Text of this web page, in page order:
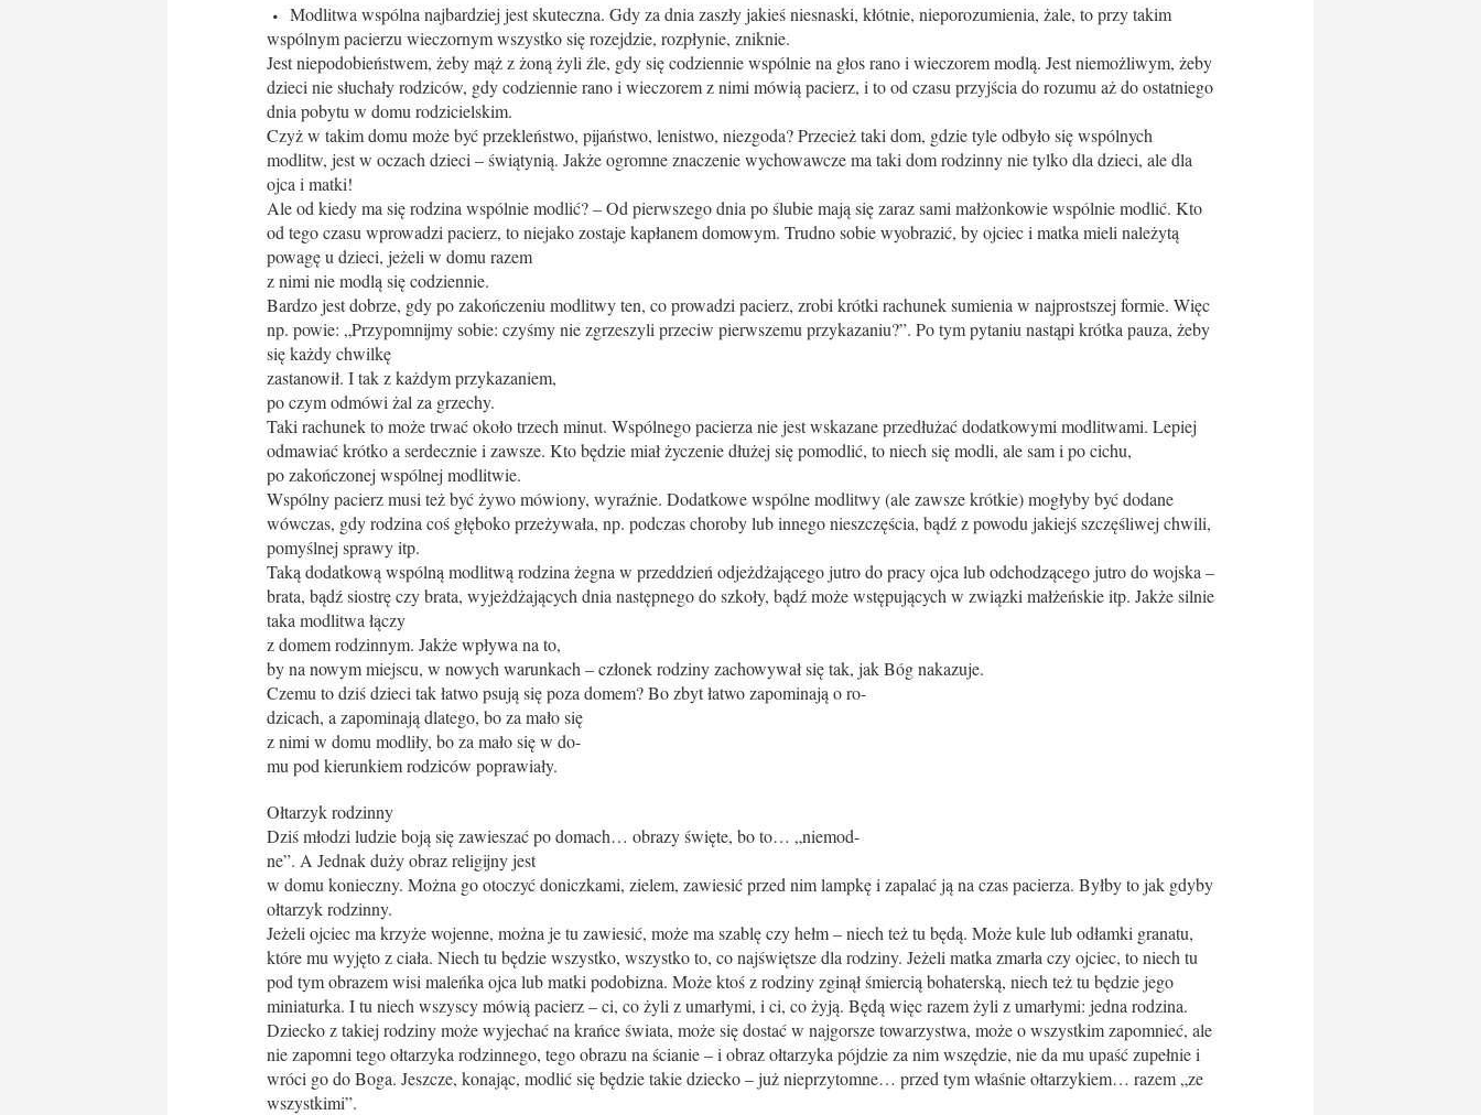
Modlitwa wspólna najbardziej jest skuteczna. Gdy za dnia zaszły jakieś niesnaski, kłótnie, nieporozumienia, żale, to przy takim
wspólnym pacierzu wieczornym wszystko się rozejdzie, rozpłynie, zniknie.
Jest niepodobieństwem, żeby mąż z żoną żyli źle, gdy się codziennie wspólnie na głos rano i wieczorem modlą. Jest niemożliwym, żeby
dzieci nie słuchały rodziców, gdy codziennie rano i wieczorem z nimi mówią pa­cierz, i to od czasu przyjścia do rozumu aż do ostatniego
dnia pobytu w domu rodzicielskim.
Czyż w takim domu może być przekleństwo, pijaństwo, lenistwo, niezgoda? Przecież taki dom, gdzie tyle odbyło się wspólnych
modlitw, jest w oczach dzieci – świątynią. Jakże ogromne znaczenie wychowawcze ma taki dom rodzinny nie tylko dla dzieci, ale dla
ojca i matki!
Ale od kiedy ma się rodzina wspólnie modlić? – Od pierwszego dnia po ślubie mają się zaraz sami małżonkowie wspólnie modlić. Kto
od tego czasu wprowadzi pacierz, to niejako zostaje kapłanem domowym. Trudno sobie wyobrazić, by ojciec i matka mieli należytą
powagę u dzieci, jeżeli w domu razem
z nimi nie modlą się codziennie.
Bardzo jest dobrze, gdy po zakończeniu modlitwy ten, co prowadzi pacierz, zrobi krótki rachunek sumienia w najprostszej formie. Więc
np. powie: „Przypomnijmy sobie: czyśmy nie zgrzeszyli przeciw pierwszemu przykazaniu?”. Po tym pytaniu nastąpi krótka pauza, żeby
się każdy chwilkę
zastanowił. I tak z każdym przykazaniem,
po czym odmówi żal za grzechy.
Taki rachunek to może trwać około trzech minut. Wspólnego pacierza nie jest wskazane przedłużać dodatkowymi modlitwami. Lepiej
odmawiać krótko a serdecznie i zawsze. Kto będzie miał życzenie dłużej się pomodlić, to niech się modli, ale sam i po cichu,
po zakończonej wspólnej modlitwie.
Wspólny pacierz musi też być żywo mówiony, wyraźnie. Dodatkowe wspólne modlitwy (ale zawsze krótkie) mogłyby być dodane
wówczas, gdy rodzina coś głęboko przeżywała, np. podczas choroby lub innego nieszczęścia, bądź z powodu jakiejś szczęśliwej chwili,
pomyślnej sprawy itp.
Taką dodatkową wspólną modlitwą rodzina żegna w przeddzień odjeżdżającego jutro do pracy ojca lub odchodzącego jutro do wojska –
brata, bądź siostrę czy brata, wyjeżdżających dnia następnego do szkoły, bądź może wstępujących w związki małżeńskie itp. Jakże silnie
taka modlitwa łączy
z domem rodzinnym. Jakże wpływa na to,
by na nowym miejscu, w nowych warunkach – członek rodziny zachowywał się tak, jak Bóg nakazuje.
Czemu to dziś dzieci tak łatwo psują się poza domem? Bo zbyt łatwo zapominają o ro-
dzicach, a zapominają dlatego, bo za mało się
z nimi w domu modliły, bo za mało się w do-
mu pod kierunkiem rodziców poprawiały.
Ołtarzyk rodzinny
Dziś młodzi ludzie boją się zawieszać po domach… obrazy święte, bo to… „niemod-
­ne”. A Jednak duży obraz religijny jest
w domu konieczny. Można go otoczyć doniczkami, zielem, zawiesić przed nim lampkę i zapalać ją na czas pacierza. Byłby to jak gdyby
ołtarzyk rodzinny.
Jeżeli ojciec ma krzyże wojenne, można je tu zawiesić, może ma szablę czy hełm – niech też tu będą. Może kule lub odłamki granatu,
które mu wyjęto z ciała. Niech tu będzie wszystko, wszystko to, co najświętsze dla rodziny. Jeżeli matka zmarła czy ojciec, to niech tu
pod tym obrazem wisi maleńka ojca lub matki podobizna. Może ktoś z rodziny zginął śmiercią bohaterską, niech też tu będzie jego
miniaturka. I tu niech wszyscy mówią pacierz – ci, co żyli z umarłymi, i ci, co żyją. Będą więc razem żyli z umarłymi: jedna rodzina.
Dziecko z takiej rodziny może wyjechać na krańce świata, może się dostać w najgorsze towarzystwa, może o wszystkim zapomnieć, ale
nie zapomni tego ołtarzyka rodzinnego, tego obrazu na ścianie – i obraz ołtarzyka pójdzie za nim wszędzie, nie da mu upaść zupełnie i
wróci go do Boga. Jeszcze, konając, modlić się będzie takie dziecko – już nieprzytomne… przed tym właśnie ołtarzykiem… razem „ze
wszystkimi”.